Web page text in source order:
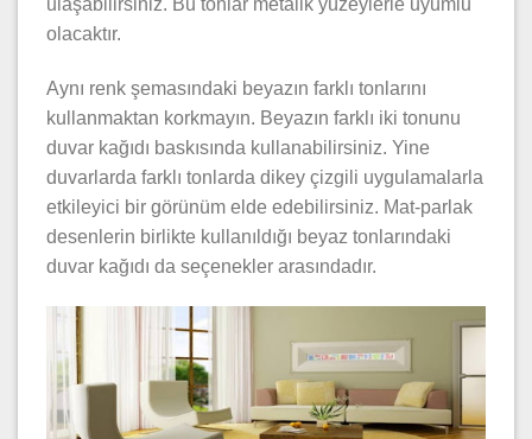
ulaşabilirsiniz. Bu tonlar metalik yüzeylerle uyumlu
olacaktır.
Aynı renk şemasındaki beyazın farklı tonlarını
kullanmaktan korkmayın. Beyazın farklı iki tonunu
duvar kağıdı baskısında kullanabilirsiniz. Yine
duvarlarda farklı tonlarda dikey çizgili uygulamalarla
etkileyici bir görünüm elde edebilirsiniz. Mat-parlak
desenlerin birlikte kullanıldığı beyaz tonlarındaki
duvar kağıdı da seçenekler arasındadır.